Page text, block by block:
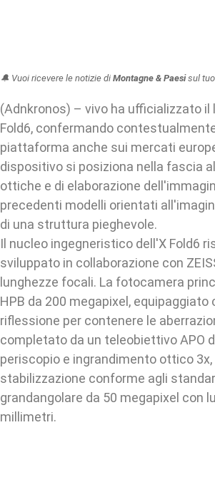
🔔 Vuoi ricevere le notizie di Montagne & Paesisul
(Adnkronos) – vivo ha ufficializzato il
Fold6, confermando
piattaforma anche sui mercati
dispositivo si posiziona nella fascia
ottiche e di elaborazione
precedenti modelli orientati
di una struttura pieghevole.
Il nucleo ingegneristico dell'X Fold6
sviluppato in collaborazione con
lunghezze focali. La fotocamera
HPB da 200 megapixel,
riflessione per contenere le
completato da un teleobiettivo APO
periscopio e ingrandimento ottico
stabilizzazione conforme agli
grandangolare da 50 megapixel con
millimetri.